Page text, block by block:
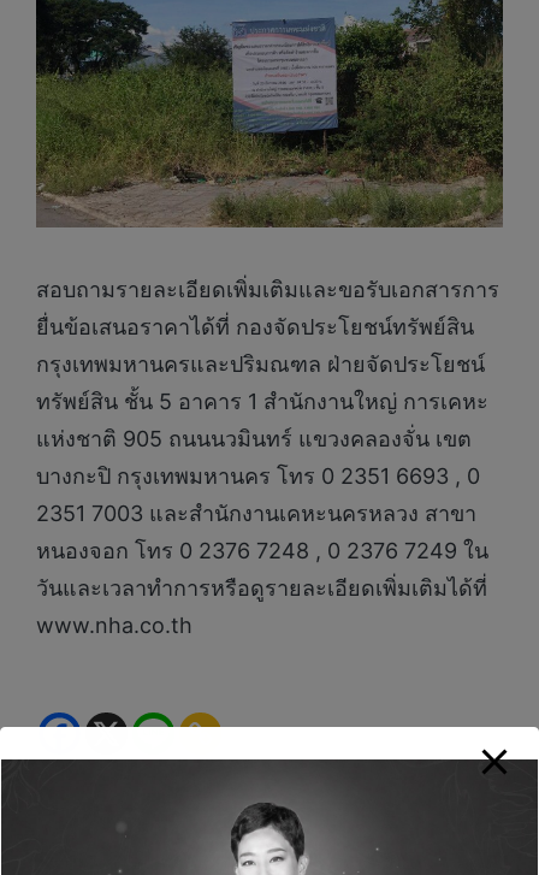
สอบถามรายละเอียดเพิ่มเติมและขอรับเอกสารการ
ยื่นข้อเสนอราคาได้ที่ กองจัดประโยชน์ทรัพย์สิน
กรุงเทพมหานครและปริมณฑล ฝ่ายจัดประโยชน์
ทรัพย์สิน ชั้น 5 อาคาร 1 สำนักงานใหญ่ การเคหะ
แห่งชาติ 905 ถนนนวมินทร์ แขวงคลองจั่น เขต
บางกะปิ กรุงเทพมหานคร โทร 0 2351 6693 , 0
2351 7003 และสำนักงานเคหะนครหลวง สาขา
หนองจอก โทร 0 2376 7248 , 0 2376 7249 ใน
วันและเวลาทำการหรือดูรายละเอียดเพิ่มเติมได้ที่
www.nha.co.th
Green Life+